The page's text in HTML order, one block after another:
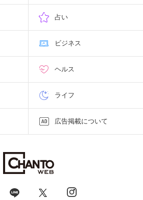
占い
ビジネス
ヘルス
ライフ
広告掲載について